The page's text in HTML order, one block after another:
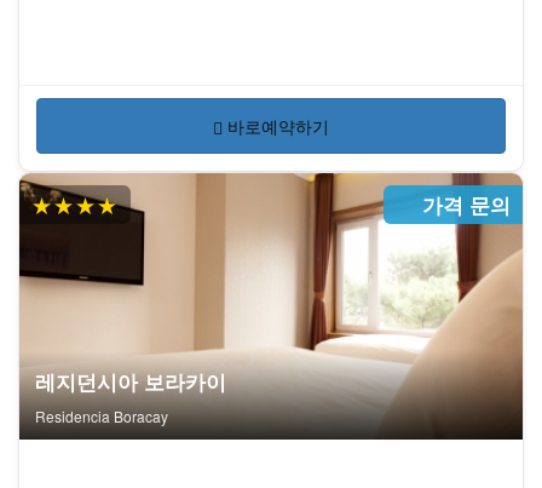
바로예약하기
★★★★ 가격 문의
레지던시아 보라카이
Residencia Boracay